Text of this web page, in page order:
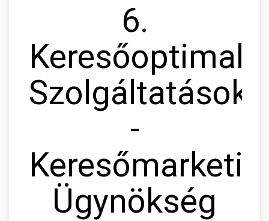
6.
Szolgáltatások
-
Ügynökség